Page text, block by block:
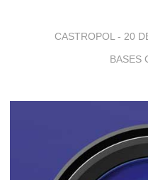
CASTROPOL - 20
BASES